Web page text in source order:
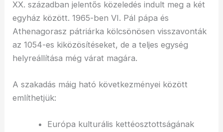
XX. században jelentős közeledés indult meg a két
egyház között. 1965-ben VI. Pál pápa és
Athenagorasz pátriárka kölcsönösen visszavonták
az 1054-es kiközösítéseket, de a teljes egység
helyreállítása még várat magára.
A szakadás máig ható következményei között
említhetjük:
Európa kulturális kettéosztottságának